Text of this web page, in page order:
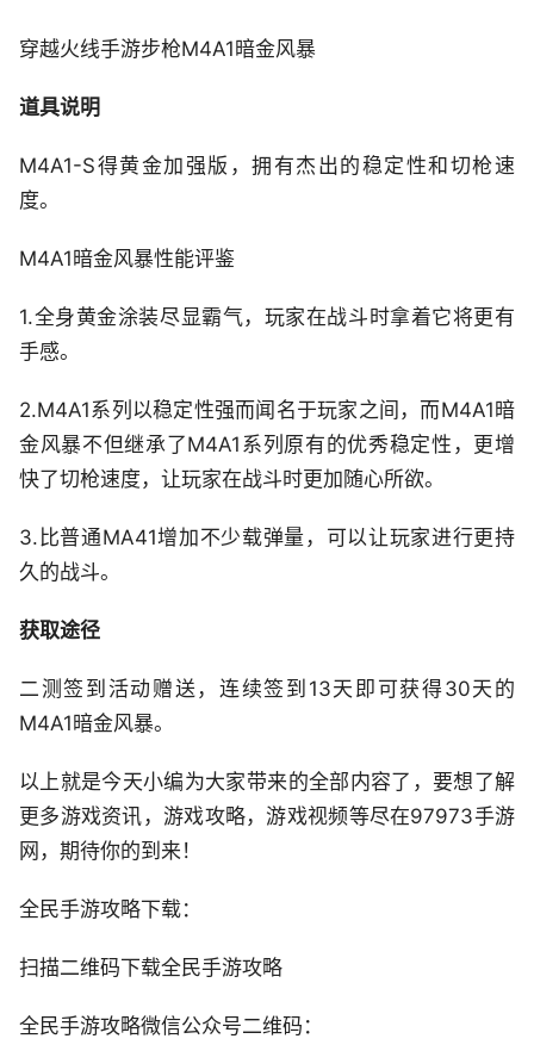
穿越火线手游步枪M4A1暗金风暴
道具说明
M4A1-S得黄金加强版，拥有杰出的稳定性和切枪速
度。
M4A1暗金风暴性能评鉴
1.全身黄金涂装尽显霸气，玩家在战斗时拿着它将更有
手感。
2.M4A1系列以稳定性强而闻名于玩家之间，而M4A1暗
金风暴不但继承了M4A1系列原有的优秀稳定性，更增
快了切枪速度，让玩家在战斗时更加随心所欲。
3.比普通MA41增加不少载弹量，可以让玩家进行更持
久的战斗。
获取途径
二测签到活动赠送，连续签到13天即可获得30天的
M4A1暗金风暴。
以上就是今天小编为大家带来的全部内容了，要想了解
更多游戏资讯，游戏攻略，游戏视频等尽在97973手游
网，期待你的到来！
全民手游攻略下载：
扫描二维码下载全民手游攻略
全民手游攻略微信公众号二维码：